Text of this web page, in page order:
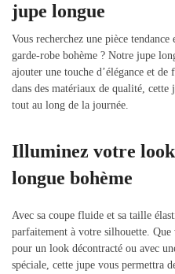
jupe longue
Vous recherchez une pièce
garde-robe bohème ? Notre jupe
ajouter une touche d’élégance et
dans des matériaux de qualité,
tout au long de la journée.
Illuminez votre
longue bohème
Avec sa coupe fluide et sa taille
parfaitement à votre silhouette.
pour un look décontracté ou avec
spéciale, cette jupe vous permettra